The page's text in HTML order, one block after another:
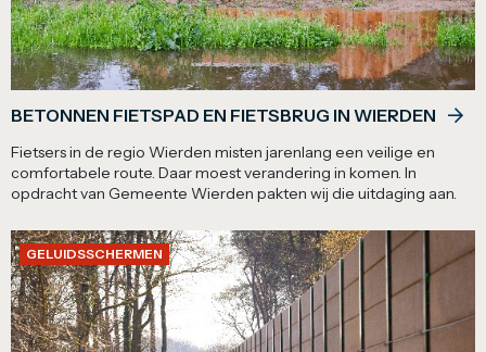
BETONNEN FIETSPAD EN FIETSBRUG IN WIERDEN
Fietsers in de regio Wierden misten jarenlang een veilige en
comfortabele route. Daar moest verandering in komen. In
opdracht van Gemeente Wierden pakten wij die uitdaging aan.
GELUIDSSCHERMEN